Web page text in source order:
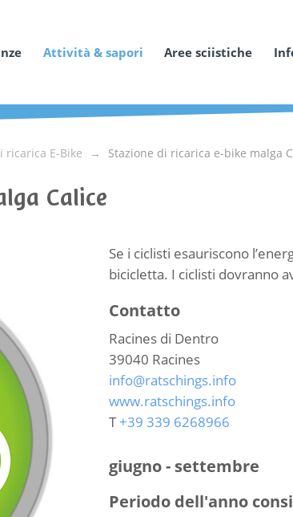
Attività & sapori Aree sciistiche
ricarica E-Bike Stazione di ricarica e-bike malga
Calice
Se i ciclisti esauriscono
bicicletta. I ciclisti dovranno
Contatto
Racines di Dentro
39040 Racines
info@ratschings.info
www.ratschings.info
T+39 339 6268966
giugno - settembre
Periodo dell'anno